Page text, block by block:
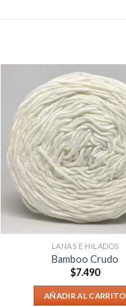
LANAS E HILADOS
Bamboo Crudo
$7.490
AÑADIR AL CARRITO